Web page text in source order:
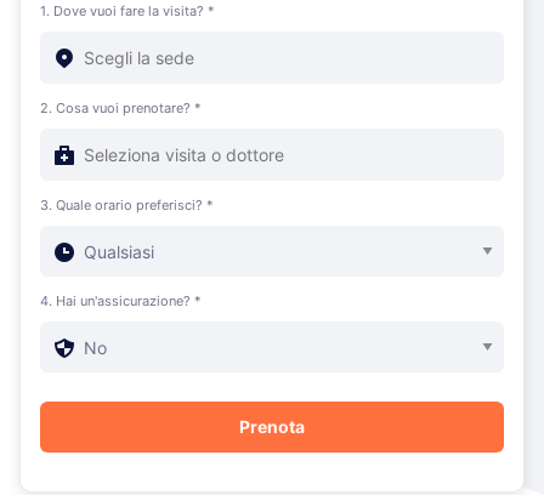
1. Dove vuoi fare la visita? *
2. Cosa vuoi prenotare? *
3. Quale orario preferisci? *
4. Hai un'assicurazione? *